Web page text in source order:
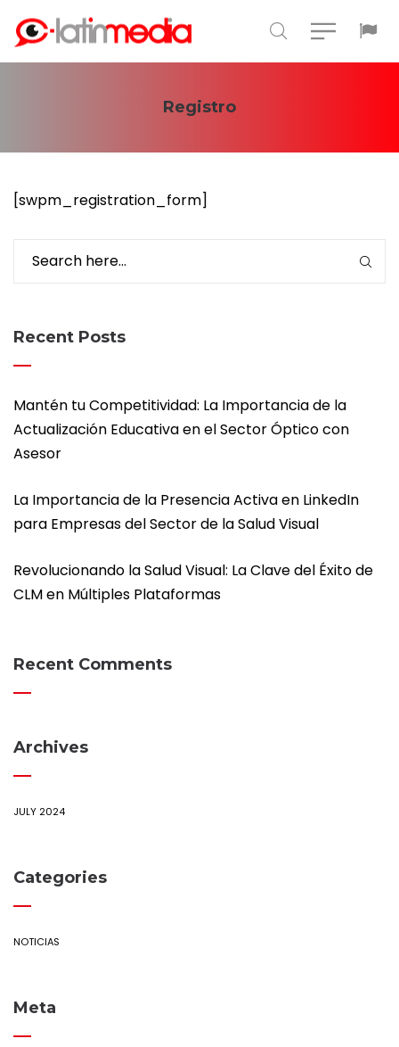
Registro
[swpm_registration_form]
Recent Posts
Mantén tu Competitividad: La Importancia de la
Actualización Educativa en el Sector Óptico con
Asesor
La Importancia de la Presencia Activa en LinkedIn
para Empresas del Sector de la Salud Visual
Revolucionando la Salud Visual: La Clave del Éxito de
CLM en Múltiples Plataformas
Recent Comments
Archives
JULY 2024
Categories
NOTICIAS
Meta